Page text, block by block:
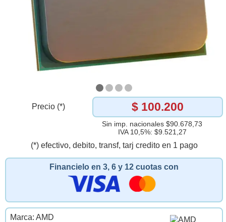
Precio (*) $ 100.200
Sin imp. nacionales $90.678,73
IVA 10,5%: $9.521,27
(*) efectivo, debito, transf, tarj credito en 1 pago
Financielo en 3, 6 y 12 cuotas con
Marca: AMD